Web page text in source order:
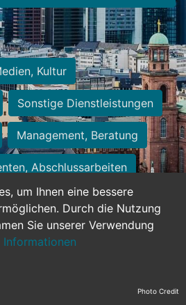
um Ihnen eine bessere
Durch die Nutzung
Sie unserer Verwendung
Informationen
Kultur
Sonstige Dienstleistungen
Management, Beratung
Abschlussarbeiten
Assistenz, Sekretariat
und Nebenjobs
duale Ausbildung Photo Credit